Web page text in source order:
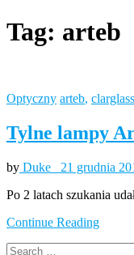
Tag: arteb
Optyczny arteb, clarglass
Tylne lampy
by Duke_ 21 grudnia
Po 2 latach szukania
Continue Reading